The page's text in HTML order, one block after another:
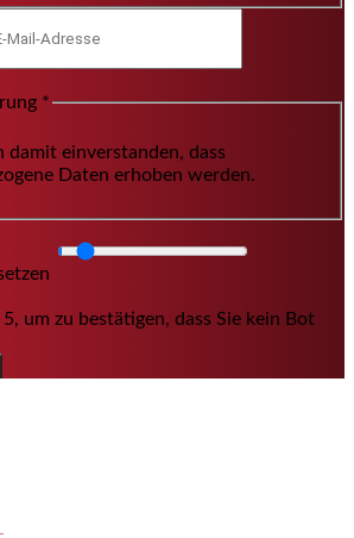
*
damit einverstanden, dass
Daten erhoben werden.
um zu bestätigen, dass Sie kein Bot